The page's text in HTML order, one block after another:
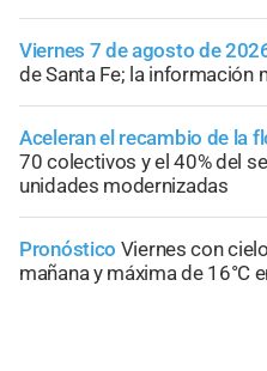
Viernes 7 de agosto de
de Santa Fe; la información
Aceleran el recambio de la
70 colectivos y el 40% del
unidades modernizadas
Pronóstico Viernes con
mañana y máxima de 16°C